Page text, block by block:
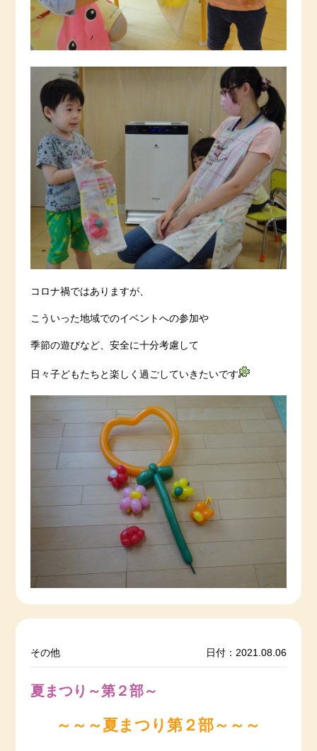
コロナ禍ではありますが、
こういった地域でのイベントへの参加や
季節の遊びなど、安全に十分考慮して
日々子どもたちと楽しく過ごしていきたいです
その他 日付：2021.08.06
夏まつり～第２部～
～～～夏まつり第２部～～～